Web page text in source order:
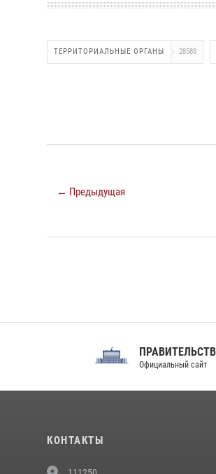
ТЕРРИТОРИАЛЬНЫЕ ОРГАНЫ 28588
← Предыдущая
ПРАВИТЕЛЬСТВО РФ
Официальный сайт
КОНТАКТЫ